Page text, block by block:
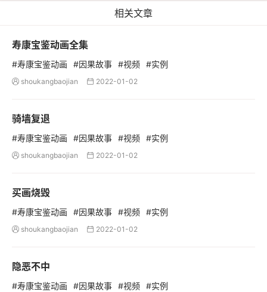
相关文章
寿康宝鉴动画全集
#寿康宝鉴动画 #因果故事 #视频 #实例
 shoukangbaojian  2022-01-02
骑墙复退
#寿康宝鉴动画 #因果故事 #视频 #实例
 shoukangbaojian  2022-01-02
买画烧毁
#寿康宝鉴动画 #因果故事 #视频 #实例
 shoukangbaojian  2022-01-02
隐恶不中
#寿康宝鉴动画 #因果故事 #视频 #实例